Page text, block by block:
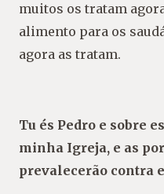
muitos os tratam
alimento para os
agora as tratam.
Tu és Pedro e sobre
minha Igreja, e as
prevalecerão contra